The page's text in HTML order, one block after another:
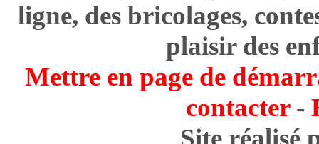
ligne, des bricolages,
plaisir des
Mettre en page de
contacter-
Site réalisé